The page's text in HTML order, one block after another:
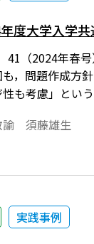
度大学入学
41（2024年
，問題作成方
も考慮」とい
諭 須藤雄生
実践事例